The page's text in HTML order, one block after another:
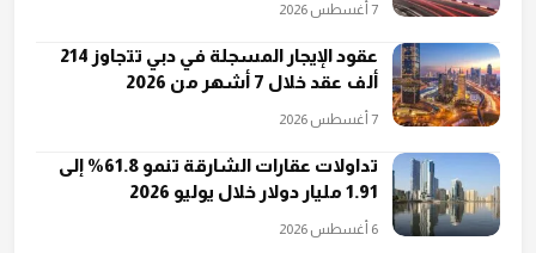
7 أغسطس 2026
عقود الإيجار المسجلة في دبي تتجاوز 214
ألف عقد خلال 7 أشهر من 2026
7 أغسطس 2026
تداولات عقارات الشارقة تنمو 61.8% إلى
1.91 مليار دولار خلال يوليو 2026
6 أغسطس 2026